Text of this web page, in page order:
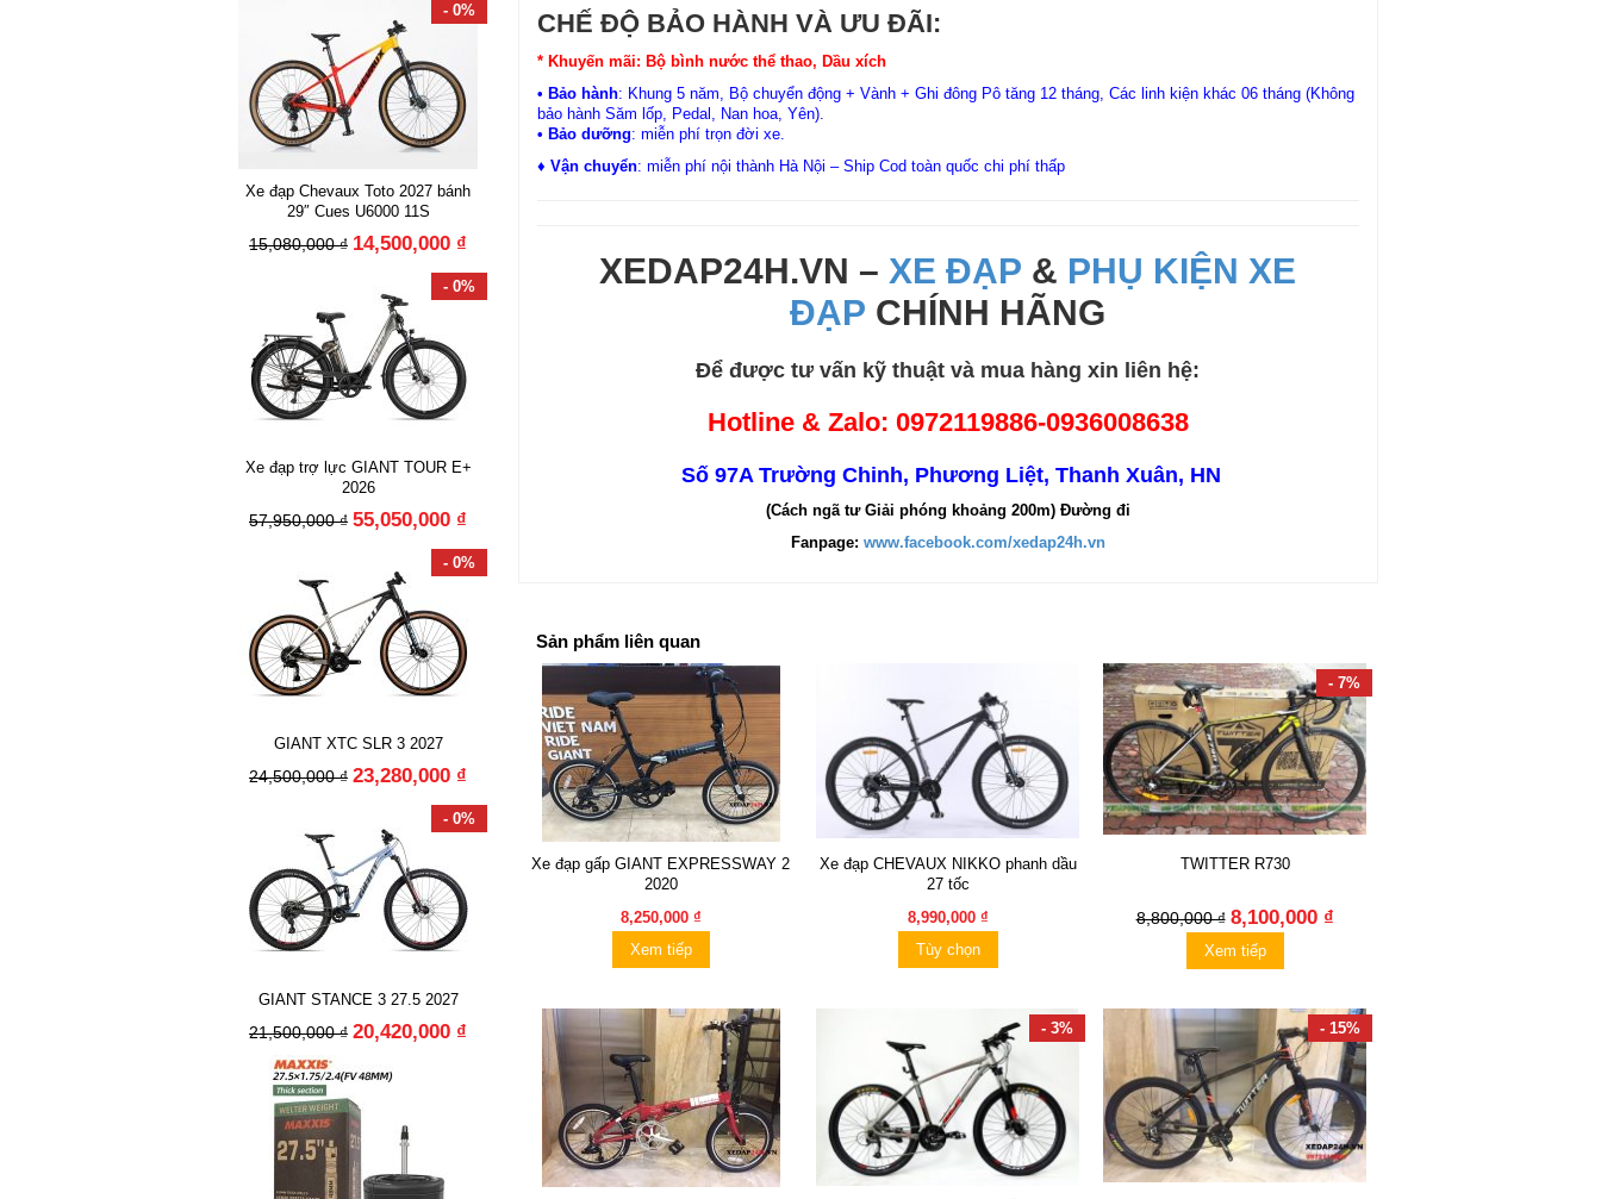
- 0%
Xe đạp Chevaux Toto 2027 bánh
29″ Cues U6000 11S
15,080,000 ₫ 14,500,000 ₫
- 0%
Xe đạp trợ lực GIANT TOUR E+
2026
57,950,000 ₫ 55,050,000 ₫
- 0%
GIANT XTC SLR 3 2027
24,500,000 ₫ 23,280,000 ₫
- 0%
GIANT STANCE 3 27.5 2027
21,500,000 ₫ 20,420,000 ₫
CHẾ ĐỘ BẢO HÀNH VÀ ƯU ĐÃI:
* Khuyến mãi: Bộ bình nước thể thao, Dầu xích
• Bảo hành: Khung 5 năm, Bộ chuyển động + Vành + Ghi đông Pô tăng 12 tháng, Các linh kiện khác 06 tháng (Không
bảo hành Săm lốp, Pedal, Nan hoa, Yên).
• Bảo dưỡng: miễn phí trọn đời xe.
♦ Vận chuyển: miễn phí nội thành Hà Nội – Ship Cod toàn quốc chi phí thấp
XEDAP24H.VN – XE ĐẠP & PHỤ KIỆN XE
ĐẠP CHÍNH HÃNG
Để được tư vấn kỹ thuật và mua hàng xin liên hệ:
Hotline & Zalo: 0972119886-0936008638
Số 97A Trường Chinh, Phương Liệt, Thanh Xuân, HN
(Cách ngã tư Giải phóng khoảng 200m) Đường đi
Fanpage: www.facebook.com/xedap24h.vn
Sản phẩm liên quan
Xe đạp gấp GIANT EXPRESSWAY 2
2020
8,250,000 ₫
Xem tiếp
Xe đạp CHEVAUX NIKKO phanh dầu
27 tốc
8,990,000 ₫
Tùy chọn
- 7%
TWITTER R730
8,800,000 ₫ 8,100,000 ₫
Xem tiếp
- 3% - 15%